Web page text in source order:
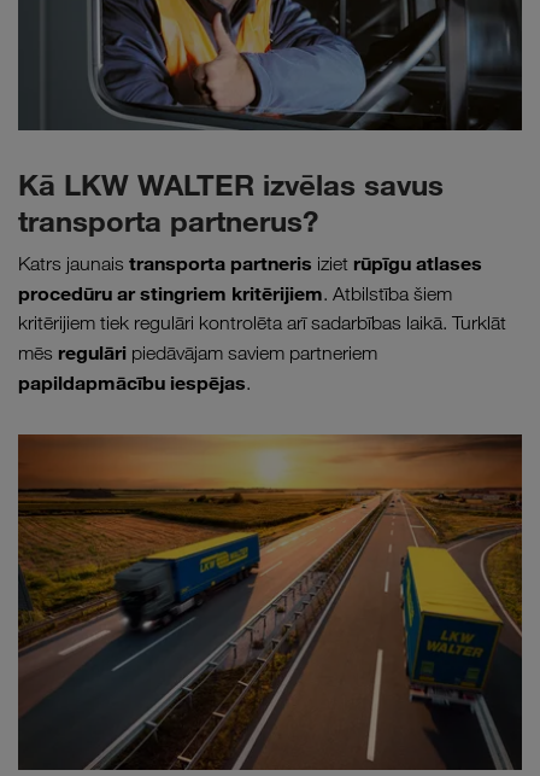
Kā LKW WALTER izvēlas savus
transporta partnerus?
Katrs jaunais transporta partneris iziet rūpīgu atlases
procedūru ar stingriem kritērijiem. Atbilstība šiem
kritērijiem tiek regulāri kontrolēta arī sadarbības laikā. Turklāt
mēs regulāri piedāvājam saviem partneriem
papildapmācību iespējas.